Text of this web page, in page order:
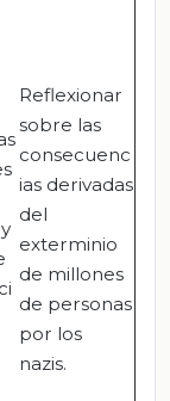
Reflexionar
sobre las
consecuenc
ias derivadas
del
exterminio
de millones
de personas
por los
nazis.